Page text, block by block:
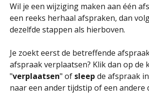
Wil je een wijziging maken aan één
een reeks herhaal afspraken, dan
dezelfde stappen als hierboven.
Je zoekt eerst de betreffende
afspraak verplaatsen? Klik dan op de
"verplaatsen" of sleep de afspraak
naar een ander tijdstip of een andere